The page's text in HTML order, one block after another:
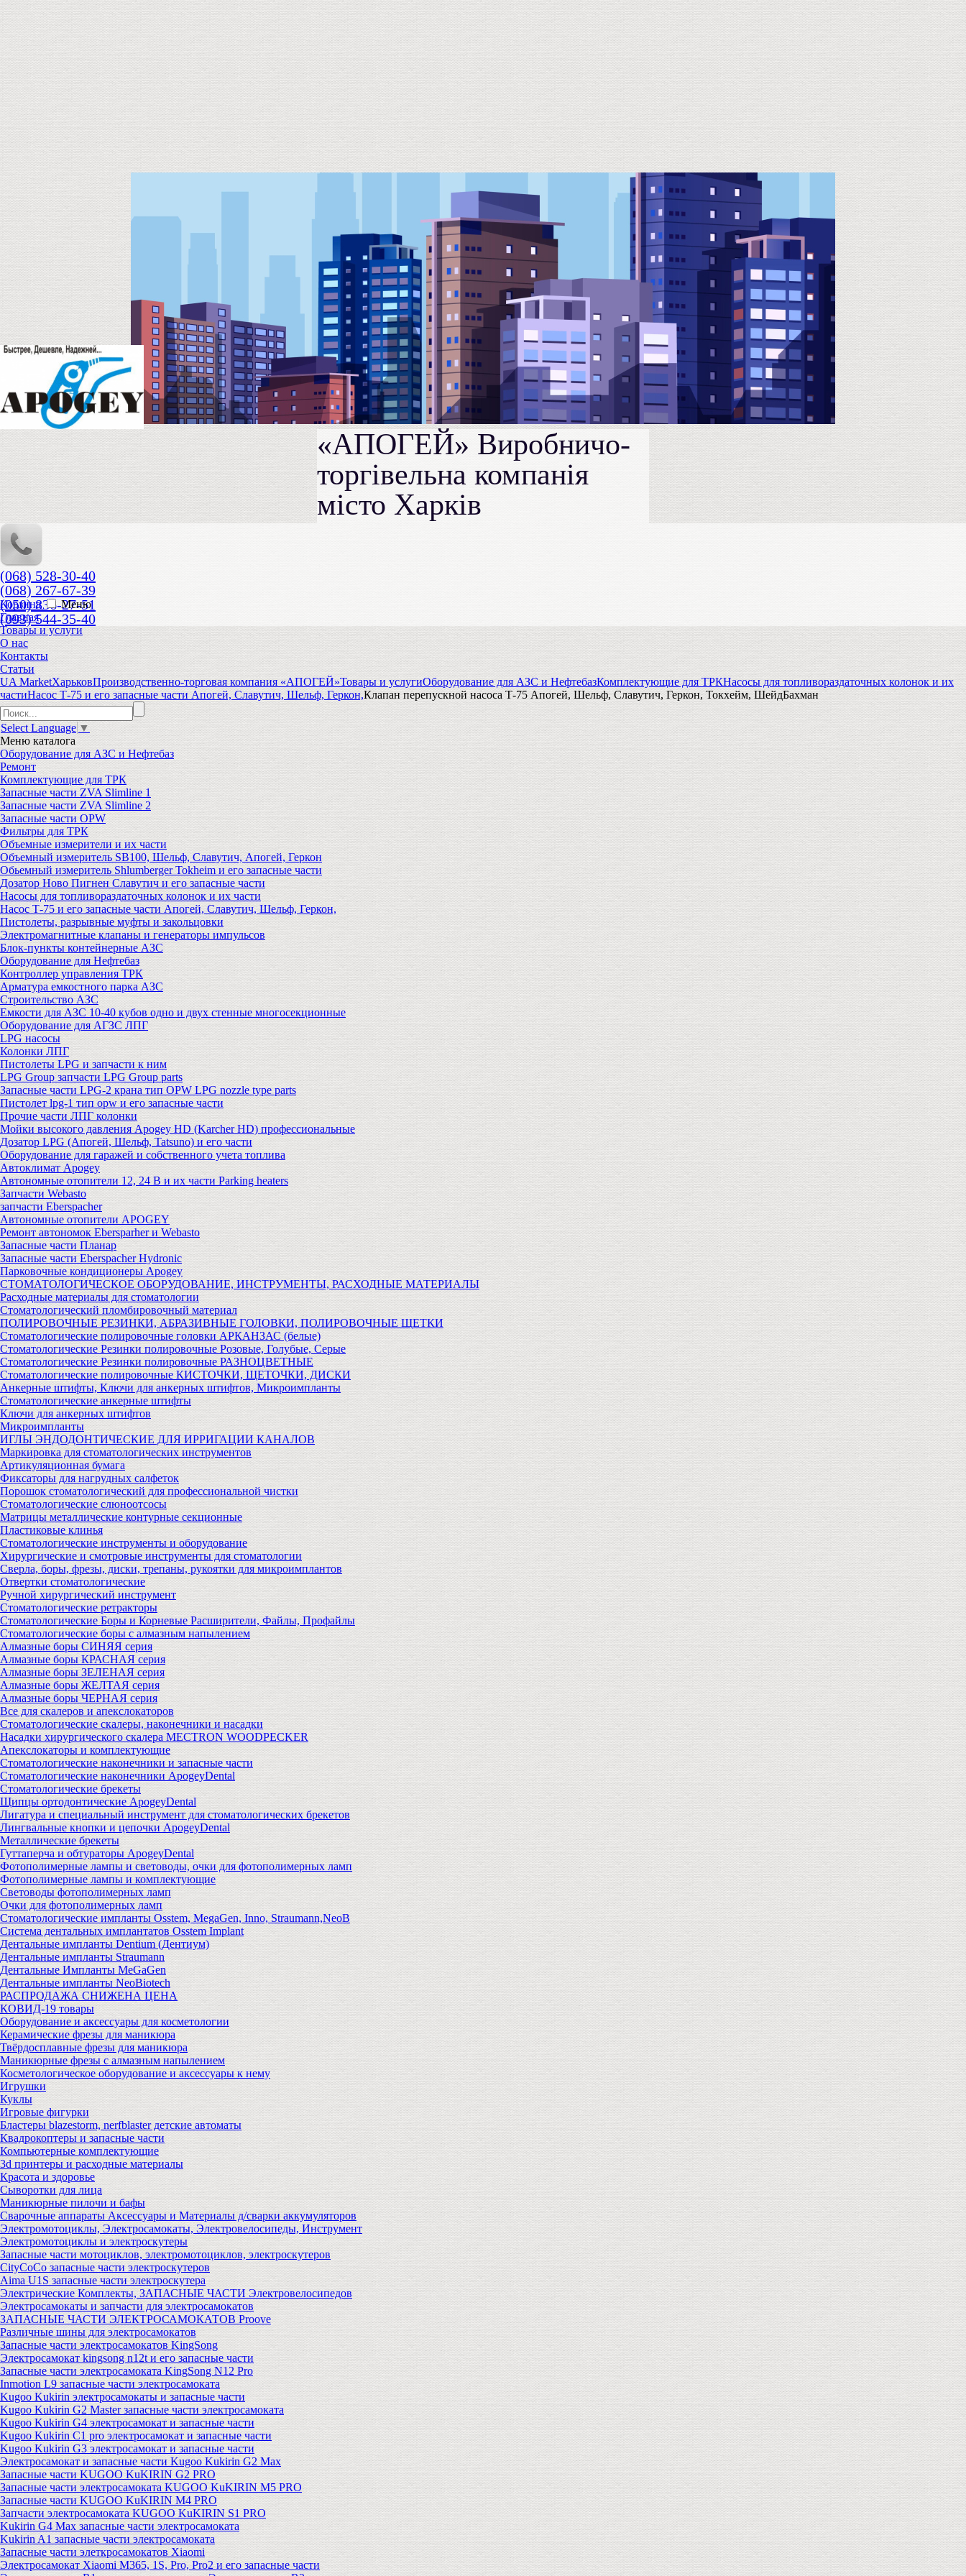
«АПОГЕЙ» Виробничо-
торгівельна компанія
місто Харків
(068) 528-30-40
(068) 267-67-39
(050) 836-27-51
(093) 544-35-40
Корзина
Меню
Главная
Товары и услуги
О нас
Контакты
Статьи
UA MarketХарьковПроизводственно-торговая компания «АПОГЕЙ»Товары и услугиОборудование для АЗС и НефтебазКомплектующие для ТРКНасосы для топливораздаточных колонок и их
частиНасос Т-75 и его запасные части Апогей, Славутич, Шельф, Геркон,Клапан перепускной насоса Т-75 Апогей, Шельф, Славутич, Геркон, Токхейм, ШейдБахман
Select Language ▼
Меню каталога
Оборудование для АЗС и Нефтебаз
Ремонт
Комплектующие для ТРК
Запасные части ZVA Slimline 1
Запасные части ZVA Slimline 2
Запасные части OPW
Фильтры для ТРК
Объемные измерители и их части
Объемный измеритель SB100, Шельф, Славутич, Апогей, Геркон
Обьемный измеритель Shlumberger Tokheim и его запасные части
Дозатор Ново Пигнен Славутич и его запасные части
Насосы для топливораздаточных колонок и их части
Насос Т-75 и его запасные части Апогей, Славутич, Шельф, Геркон,
Пистолеты, разрывные муфты и закольцовки
Электромагнитные клапаны и генераторы импульсов
Блок-пункты контейнерные АЗС
Оборудование для Нефтебаз
Контроллер управления ТРК
Арматура емкостного парка АЗС
Строительство АЗС
Емкости для АЗС 10-40 кубов одно и двух стенные многосекционные
Оборудование для АГЗС ЛПГ
LPG насосы
Колонки ЛПГ
Пистолеты LPG и запчасти к ним
LPG Group запчасти LPG Group parts
Запасные части LPG-2 крана тип OPW LPG nozzle type parts
Пистолет lpg-1 тип opw и его запасные части
Прочие части ЛПГ колонки
Мойки высокого давления Apogey HD (Karcher HD) профессиональные
Дозатор LPG (Апогей, Шельф, Tatsuno) и его части
Оборудование для гаражей и собственного учета топлива
Автоклимат Apogey
Автономные отопители 12, 24 В и их части Parking heaters
Запчасти Webasto
запчасти Eberspacher
Автономные отопители APOGEY
Ремонт автономок Ebersparher и Webasto
Запасные части Планар
Запасные части Eberspacher Hydronic
Парковочные кондиционеры Apogey
СТОМАТОЛОГИЧЕСКОЕ ОБОРУДОВАНИЕ, ИНСТРУМЕНТЫ, РАСХОДНЫЕ МАТЕРИАЛЫ
Расходные материалы для стоматологии
Стоматологический пломбировочный материал
ПОЛИРОВОЧНЫЕ РЕЗИНКИ, АБРАЗИВНЫЕ ГОЛОВКИ, ПОЛИРОВОЧНЫЕ ЩЕТКИ
Стоматологические полировочные головки АРКАНЗАС (белые)
Стоматологические Резинки полировочные Розовые, Голубые, Серые
Стоматологические Резинки полировочные РАЗНОЦВЕТНЫЕ
Стоматологические полировочные КИСТОЧКИ, ЩЕТОЧКИ, ДИСКИ
Анкерные штифты, Ключи для анкерных штифтов, Микроимпланты
Стоматологические анкерные штифты
Ключи для анкерных штифтов
Микроимпланты
ИГЛЫ ЭНДОДОНТИЧЕСКИЕ ДЛЯ ИРРИГАЦИИ КАНАЛОВ
Маркировка для стоматологических инструментов
Артикуляционная бумага
Фиксаторы для нагрудных салфеток
Порошок стоматологический для профессиональной чистки
Стоматологические слюноотсосы
Матрицы металлические контурные секционные
Пластиковые клинья
Стоматологические инструменты и оборудование
Хирургические и смотровые инструменты для стоматологии
Сверла, боры, фрезы, диски, трепаны, рукоятки для микроимплантов
Отвертки стоматологические
Ручной хирургический инструмент
Стоматологические ретракторы
Стоматологические Боры и Корневые Расширители, Файлы, Профайлы
Стоматологические боры с алмазным напылением
Алмазные боры СИНЯЯ серия
Алмазные боры КРАСНАЯ серия
Алмазные боры ЗЕЛЕНАЯ серия
Алмазные боры ЖЕЛТАЯ серия
Алмазные боры ЧЕРНАЯ серия
Все для скалеров и апекслокаторов
Стоматологические скалеры, наконечники и насадки
Насадки хирургического скалера MECTRON WOODPECKER
Апекслокаторы и комплектующие
Стоматологические наконечники и запасные части
Стоматологические наконечники ApogeyDental
Стоматологические брекеты
Щипцы ортодонтические ApogeyDental
Лигатура и специальный инструмент для стоматологических брекетов
Лингвальные кнопки и цепочки ApogeyDental
Металлические брекеты
Гуттаперча и обтураторы ApogeyDental
Фотополимерные лампы и световоды, очки для фотополимерных ламп
Фотополимерные лампы и комплектующие
Световоды фотополимерных ламп
Очки для фотополимерных ламп
Стоматологические импланты Osstem, MegaGen, Inno, Straumann,NeoB
Система дентальных имплантатов Osstem Implant
Дентальные импланты Dentium (Дентиум)
Дентальные импланты Straumann
Дентальные Импланты MeGaGen
Дентальные импланты NeoBiotech
РАСПРОДАЖА СНИЖЕНА ЦЕНА
КОВИД-19 товары
Оборудование и аксессуары для косметологии
Керамические фрезы для маникюра
Твёрдосплавные фрезы для маникюра
Маникюрные фрезы с алмазным напылением
Косметологическое оборудование и аксессуары к нему
Игрушки
Куклы
Игровые фигурки
Бластеры blazestorm, nerfblaster детские автоматы
Квадрокоптеры и запасные части
Компьютерные комплектующие
3d принтеры и расходные материалы
Красота и здоровье
Сыворотки для лица
Маникюрные пилочи и бафы
Сварочные аппараты Аксессуары и Материалы д/сварки аккумуляторов
Электромотоциклы, Электросамокаты, Электровелосипеды, Инструмент
Электромотоциклы и электроскутеры
Запасные части мотоциклов, электромотоциклов, электроскутеров
CityCoCo запасные части электроскутеров
Aima U1S запасные части электроскутера
Электрические Комплекты, ЗАПАСНЫЕ ЧАСТИ Электровелосипедов
Электросамокаты и запчасти для электросамокатов
ЗАПАСНЫЕ ЧАСТИ ЭЛЕКТРОСАМОКАТОВ Proove
Различные шины для электросамокатов
Запасные части электросамокатов KingSong
Электросамокат kingsong n12t и его запасные части
Запасные части электросамоката KingSong N12 Pro
Inmotion L9 запасные части электросамоката
Kugoo Kukirin электросамокаты и запасные части
Kugoo Kukirin G2 Master запасные части электросамоката
Kugoo Kukirin G4 электросамокат и запасные части
Kugoo Kukirin C1 pro электросамокат и запасные части
Kugoo Kukirin G3 электросамокат и запасные части
Электросамокат и запасные части Kugoo Kukirin G2 Max
Запасные части KUGOO KuKIRIN G2 PRO
Запасные части электросамоката KUGOO KuKIRIN M5 PRO
Запасные части KUGOO KuKIRIN M4 PRO
Запчасти электросамоката KUGOO KuKIRIN S1 PRO
Kukirin G4 Max запасные части электросамоката
Kukirin A1 запасные части электросамоката
Запасные части элеткросамокатов Xiaomi
Электросамокат Xiaomi M365, 1S, Pro, Pro2 и его запасные части